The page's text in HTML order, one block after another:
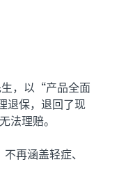
生，以“产品全面
退保，退回了现
法理赔。
再涵盖轻症、